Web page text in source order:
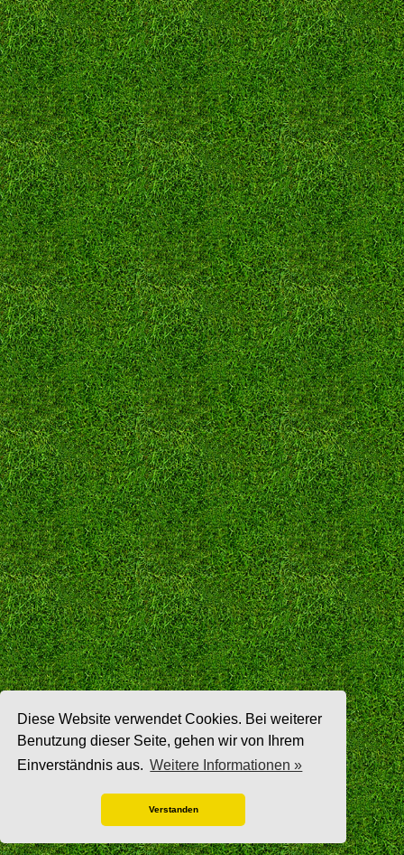
Diese Website verwendet Cookies. Bei weiterer
Benutzung dieser Seite, gehen wir von Ihrem
Einverständnis aus. Weitere Informationen »
Verstanden